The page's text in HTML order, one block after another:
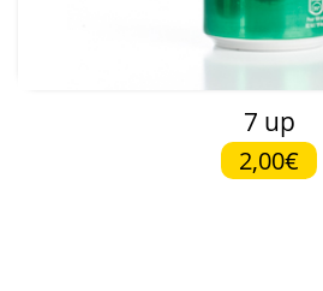
7 up
2,00€